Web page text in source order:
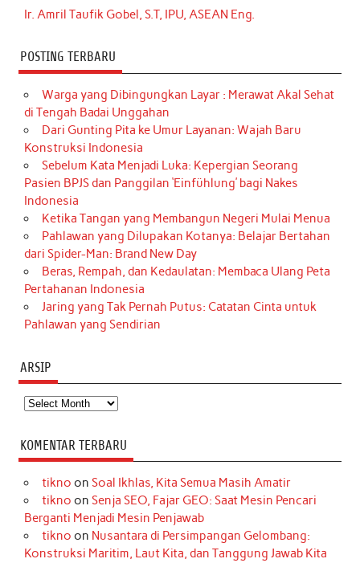
Ir. Amril Taufik Gobel, S.T, IPU, ASEAN Eng.
POSTING TERBARU
Warga yang Dibingungkan Layar : Merawat Akal Sehat
di Tengah Badai Unggahan
Dari Gunting Pita ke Umur Layanan: Wajah Baru
Konstruksi Indonesia
Sebelum Kata Menjadi Luka: Kepergian Seorang
Pasien BPJS dan Panggilan ‘Einfühlung’ bagi Nakes
Indonesia
Ketika Tangan yang Membangun Negeri Mulai Menua
Pahlawan yang Dilupakan Kotanya: Belajar Bertahan
dari Spider-Man: Brand New Day
Beras, Rempah, dan Kedaulatan: Membaca Ulang Peta
Pertahanan Indonesia
Jaring yang Tak Pernah Putus: Catatan Cinta untuk
Pahlawan yang Sendirian
ARSIP
Arsip
KOMENTAR TERBARU
tikno on Soal Ikhlas, Kita Semua Masih Amatir
tikno on Senja SEO, Fajar GEO: Saat Mesin Pencari
Berganti Menjadi Mesin Penjawab
tikno on Nusantara di Persimpangan Gelombang:
Konstruksi Maritim, Laut Kita, dan Tanggung Jawab Kita